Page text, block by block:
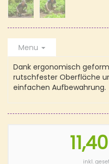
Menu
Dank ergonomisch
rutschfester Oberfläche
einfachen Aufbewahrung.
inkl.